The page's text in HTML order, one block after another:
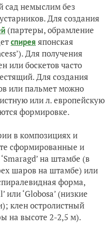
сад немыслим без
Для создания
(партеры, обрамление
спирея японская
Для получения
или боскетов часто
Для создания
или пальмет можно
или л. европейскую
формировке.
в композициях и
сформированные и
‘Smaragd’ на штамбе (в
шаров на штамбе) или
форма,
или ‘Globosa’ (низкие
клен остролистный
на высоте 2-2,5 м).